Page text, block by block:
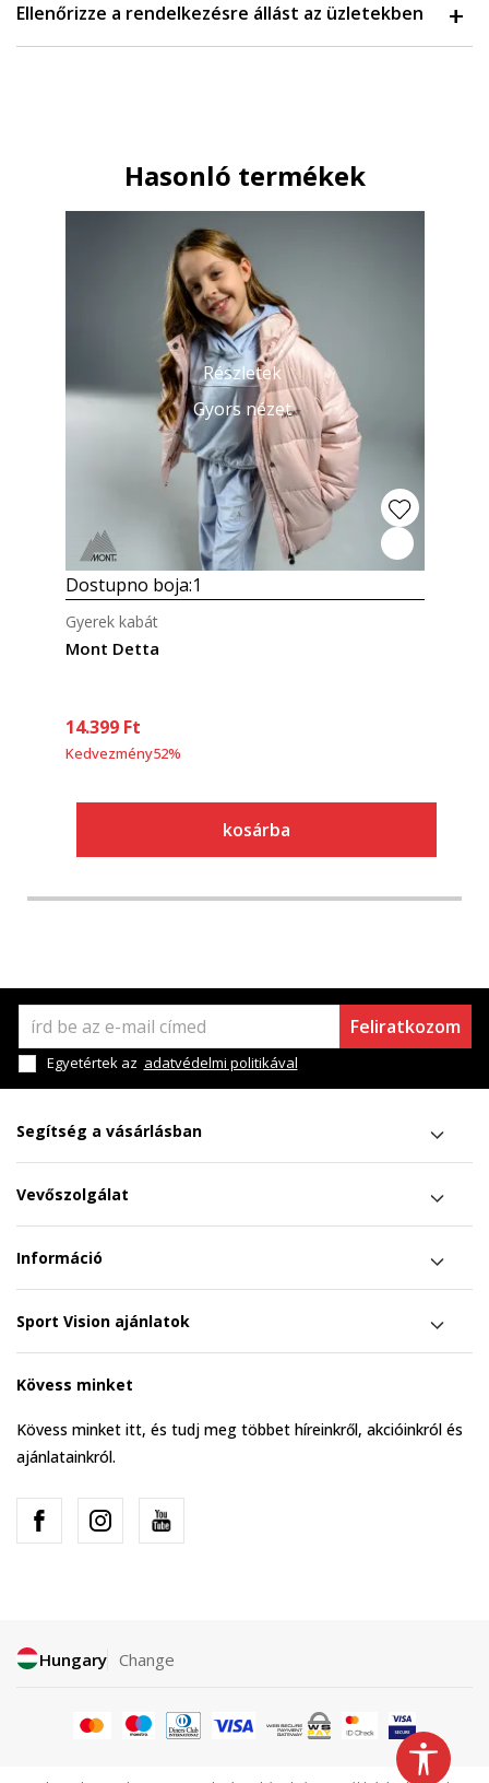
Ellenőrizze a rendelkezésre állást az üzletekben
Hasonló termékek
Részletek
Gyors nézet
Dostupno boja:1
Mont Detta
Gyerek kabát
14.399 Ft
Kedvezmény52%
kosárba
Feliratkozom
Egyetértek az adatvédelmi politikával
Segítség a vásárlásban
Vevőszolgálat
Információ
Sport Vision ajánlatok
Kövess minket
Kövess minket itt, és tudj meg többet híreinkről, akcióinkról és
ajánlatainkról.
Hungary Change